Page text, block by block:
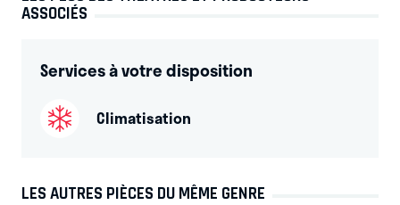
ASSOCIÉS
Services à votre disposition
Climatisation
LES AUTRES PIÈCES DU MÊME GENRE